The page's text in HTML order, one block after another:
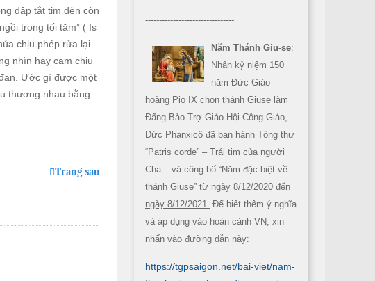
dập tắt tim đèn còn
trong tối tăm” ( Is
chịu phép rửa lại
nhìn hay cam chịu
Ước gì được một
thương nhau bằng
Trang sau
--------------------------------
Năm Thánh Giu-se:
Nhân kỷ niệm 150
năm Đức Giáo
hoàng Pio IX chọn thánh Giuse làm
Đấng Bảo Trợ Giáo Hội Công Giáo,
Đức Phanxicô đã ban hành Tông thư
“Patris corde” – Trái tim của người
Cha – và công bố “Năm đặc biệt về
thánh Giuse” từ ngày 8/12/2020 đến
ngày 8/12/2021. Để biết thêm ý nghĩa
và áp dụng vào hoàn cảnh VN, xin
nhấn vào đường dẫn này:
https://tgpsaigon.net/bai-viet/nam-